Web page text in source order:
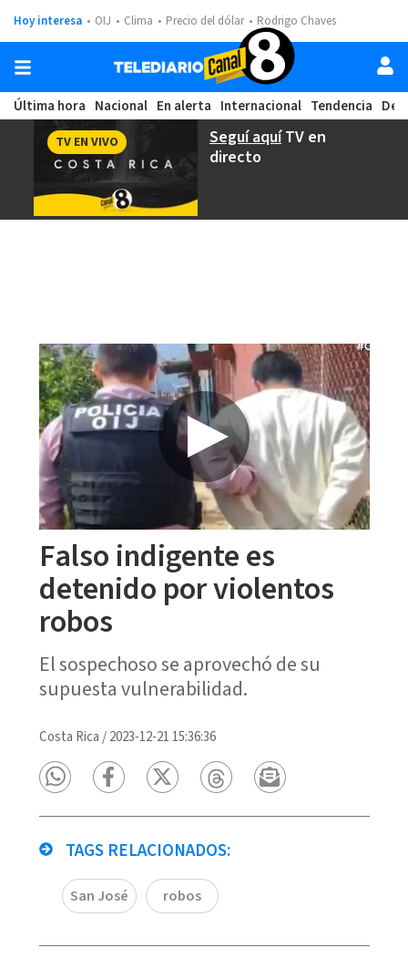
Hoy interesa OIJ Clima Precio del dólar Rodrigo Chaves
Última hora Nacional En alerta Internacional Tendencia
Seguí aquíTV en
directo
TV EN VIVO
Falso indigente es
detenido por violentos
robos
El sospechoso se aprovechó de su
supuesta vulnerabilidad.
Costa Rica /2023-12-21 15:36:36
TAGS RELACIONADOS:
San José robos